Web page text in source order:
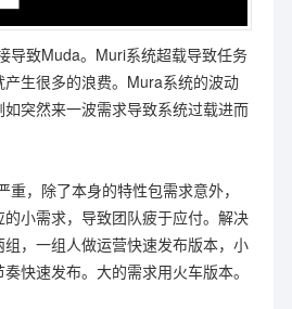
导致Muda。Muri系统超载导致任务
生很多的浪费。Mura系统的波动
突然来一波需求导致系统过载进而
，除了本身的特性包需求意外，
小需求，导致团队疲于应付。解决
，一组人做运营快速发布版本，小
快速发布。大的需求用火车版本。